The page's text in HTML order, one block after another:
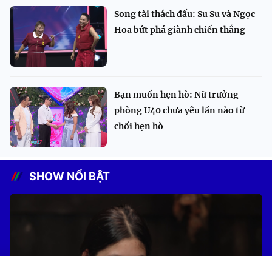
Song tài thách đấu: Su Su và Ngọc
Hoa bứt phá giành chiến thắng
Bạn muốn hẹn hò: Nữ trưởng
phòng U40 chưa yêu lần nào từ
chối hẹn hò
SHOW NỔI BẬT